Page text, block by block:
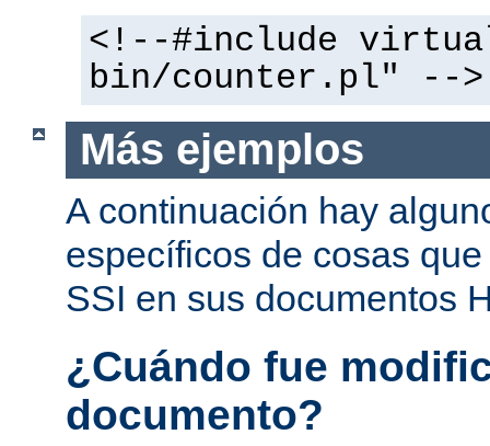
<!--#include
bin/counter.pl" -->
Más ejemplos
A continuación hay
específicos de cosas
SSI en sus documentos
¿Cuándo fue
documento?